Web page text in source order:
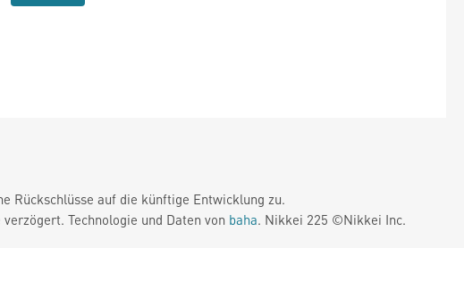
Rückschlüsse auf die künftige Entwicklung zu.
Technologie und Daten von baha. Nikkei 225 ©Nikkei Inc.